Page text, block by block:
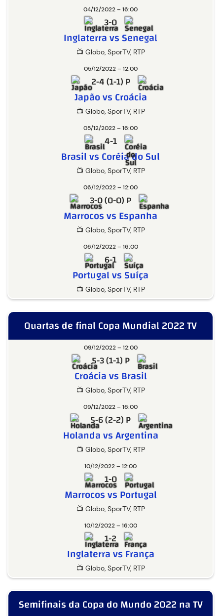
04/12/2022 – 16:00
📺 Globo, SporTV, RTP
3-0
Inglaterra vs Senegal
05/12/2022 – 12:00
📺 Globo, SporTV, RTP
2-4 (1-1) P
Japão vs Croácia
05/12/2022 – 16:00
📺 Globo, SporTV, RTP
4-1
Brasil vs Coréia do Sul
06/12/2022 – 12:00
📺 Globo, SporTV, RTP
3-0 (0-0) P
Marrocos vs Espanha
06/12/2022 – 16:00
📺 Globo, SporTV, RTP
6-1
Portugal vs Suíça
Quartas de final Copa Mundial 2022 TV
09/12/2022 – 12:00
📺 Globo, SporTV, RTP
5-3 (1-1) P
Croácia vs Brasil
09/12/2022 – 16:00
📺 Globo, SporTV, RTP
5-6 (2-2) P
Holanda vs Argentina
10/12/2022 – 12:00
📺 Globo, SporTV, RTP
1-0
Marrocos vs Portugal
10/12/2022 – 16:00
📺 Globo, SporTV, RTP
1-2
Inglaterra vs França
Semifinais da Copa do Mundo 2022 na TV